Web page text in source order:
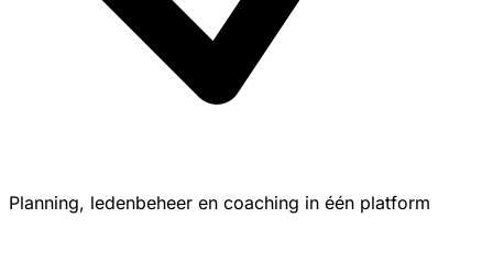
Planning, ledenbeheer en coaching in één platform